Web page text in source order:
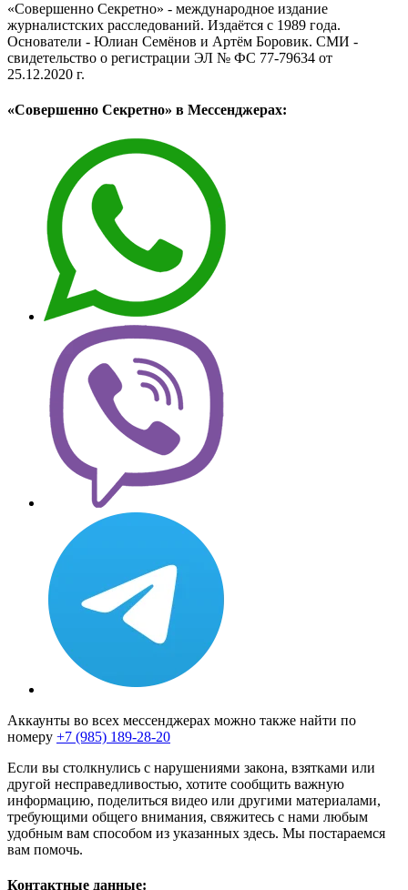
«Совершенно Секретно» - международное издание
журналистских расследований. Издаётся с 1989 года.
Основатели - Юлиан Семёнов и Артём Боровик. CМИ -
свидетельство о регистрации ЭЛ № ФС 77-79634 от
25.12.2020 г.
«Совершенно Секретно» в Мессенджерах:
Аккаунты во всех мессенджерах можно также найти по
номеру +7 (985) 189-28-20
Если вы столкнулись с нарушениями закона, взятками или
другой несправедливостью, хотите сообщить важную
информацию, поделиться видео или другими материалами,
требующими общего внимания, свяжитесь с нами любым
удобным вам способом из указанных здесь. Мы постараемся
вам помочь.
Контактные данные: